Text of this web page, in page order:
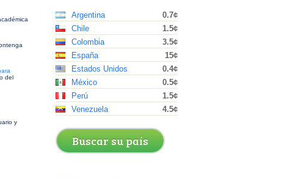
del
y
Argentina
0.7¢
Chile
1.5¢
Colombia
3.5¢
España
15¢
Estados Unidos
0.4¢
México
0.5¢
Perú
1.5¢
Venezuela
4.5¢
Buscar su país